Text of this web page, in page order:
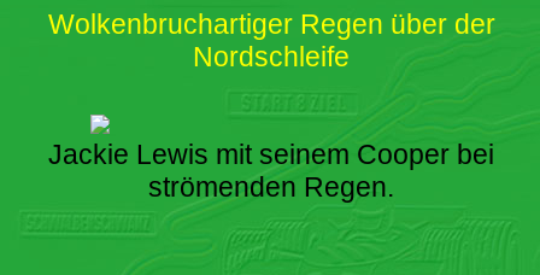
Wolkenbruchartiger Regen über der
Nordschleife
Jackie Lewis mit seinem Cooper bei
strömenden Regen.